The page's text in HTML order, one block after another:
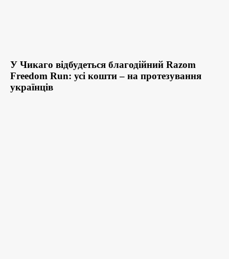
У Чикаго відбудеться благодійний Razom
Freedom Run: усі кошти – на протезування
українців